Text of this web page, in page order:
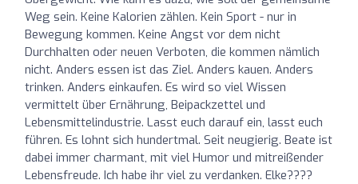
Weg sein. Keine Kalorien zählen. Kein Sport - nur in
Bewegung kommen. Keine Angst vor dem nicht
Durchhalten oder neuen Verboten, die kommen nämlich
nicht. Anders essen ist das Ziel. Anders kauen. Anders
trinken. Anders einkaufen. Es wird so viel Wissen
vermittelt über Ernährung, Beipackzettel und
Lebensmittelindustrie. Lasst euch darauf ein, lasst euch
führen. Es lohnt sich hundertmal. Seit neugierig. Beate ist
dabei immer charmant, mit viel Humor und mitreißender
Lebensfreude. Ich habe ihr viel zu verdanken. Elke????